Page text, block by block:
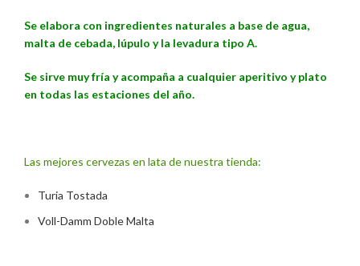
Se elabora con ingredientes naturales a base de agua,
malta de cebada, lúpulo y la levadura tipo A.
Se sirve muy fría y acompaña a cualquier aperitivo y plato
en todas las estaciones del año.
Las mejores cervezas en lata de nuestra tienda:
Turia Tostada
Voll-Damm Doble Malta